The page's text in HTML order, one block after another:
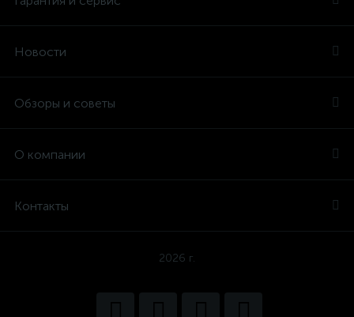
Новости
Обзоры и советы
О компании
Контакты
2026 г.